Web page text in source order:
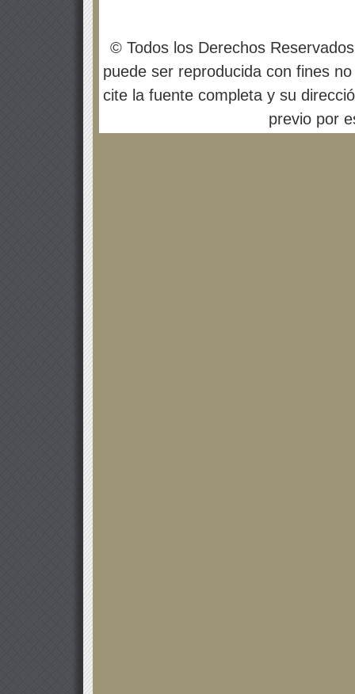
© Todos los Derechos
puede ser reproducida con fines
cite la fuente completa y su
previo por